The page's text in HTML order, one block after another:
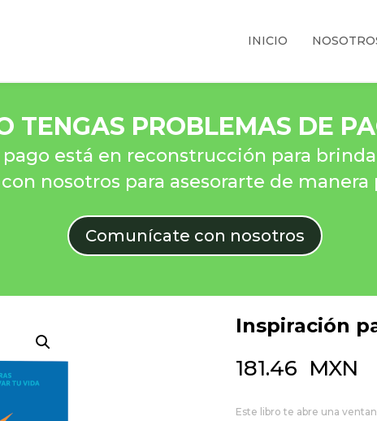
INICIO
TENGAS PROBLEMAS DE
está en reconstrucción para
nosotros para asesorarte de manera
Comunícate con nosotros
Inspiración
181.46 MXN
Este libro te abre una